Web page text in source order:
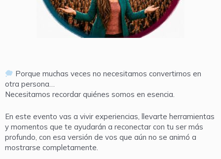
Porque muchas veces no necesitamos convertirnos en
otra persona…
Necesitamos recordar quiénes somos en esencia.
En este evento vas a vivir experiencias, llevarte herramientas
y momentos que te ayudarán a reconectar con tu ser más
profundo, con esa versión de vos que aún no se animó a
mostrarse completamente.